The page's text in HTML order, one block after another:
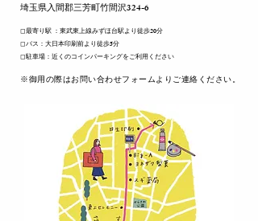
​埼玉県入間郡三芳町竹間沢324-6
◻︎最寄り駅 ：東武東上線みずほ台駅より徒歩20分
◻︎バス：大日本印刷前より徒歩5分
◻︎駐車場：近くのコインパーキングをご利用ください
​※御用の際はお問い合わせフォームよりご連絡ください。